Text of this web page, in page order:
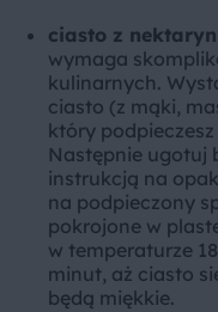
ciasto z
wymaga
kulinarnych.
ciasto (z mąki,
który podpieczesz
Następnie ugotuj
instrukcją na
na podpieczony
pokrojone w
w temperaturze
minut, aż ciasto
będą miękkie.